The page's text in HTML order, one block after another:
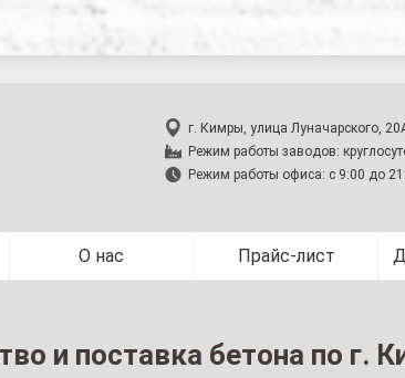
Производство и поставка бетона по
г. Кимры, улица Луначарского,
Режим работы заводов:
Режим работы офиса: с 9:00 до
О нас Прайс-лист
и поставка бетона по г.